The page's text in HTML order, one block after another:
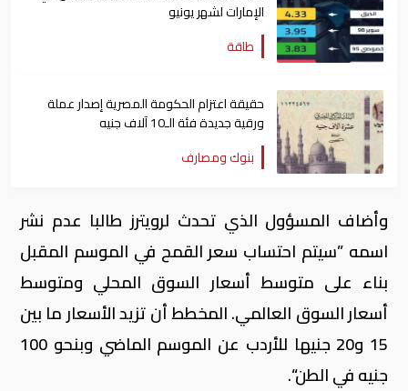
الإمارات لشهر يونيو
طاقة
حقيقة اعتزام الحكومة المصرية إصدار عملة
ورقية جديدة فئة الـ10 آلاف جنيه
بنوك ومصارف
وأضاف المسؤول الذي تحدث لرويترز طالبا عدم نشر
اسمه ”سيتم احتساب سعر القمح في الموسم المقبل
بناء على متوسط أسعار السوق المحلي ومتوسط
أسعار السوق العالمي. المخطط أن تزيد الأسعار ما بين
15 و20 جنيها للأردب عن الموسم الماضي وبنحو 100
جنيه في الطن“.